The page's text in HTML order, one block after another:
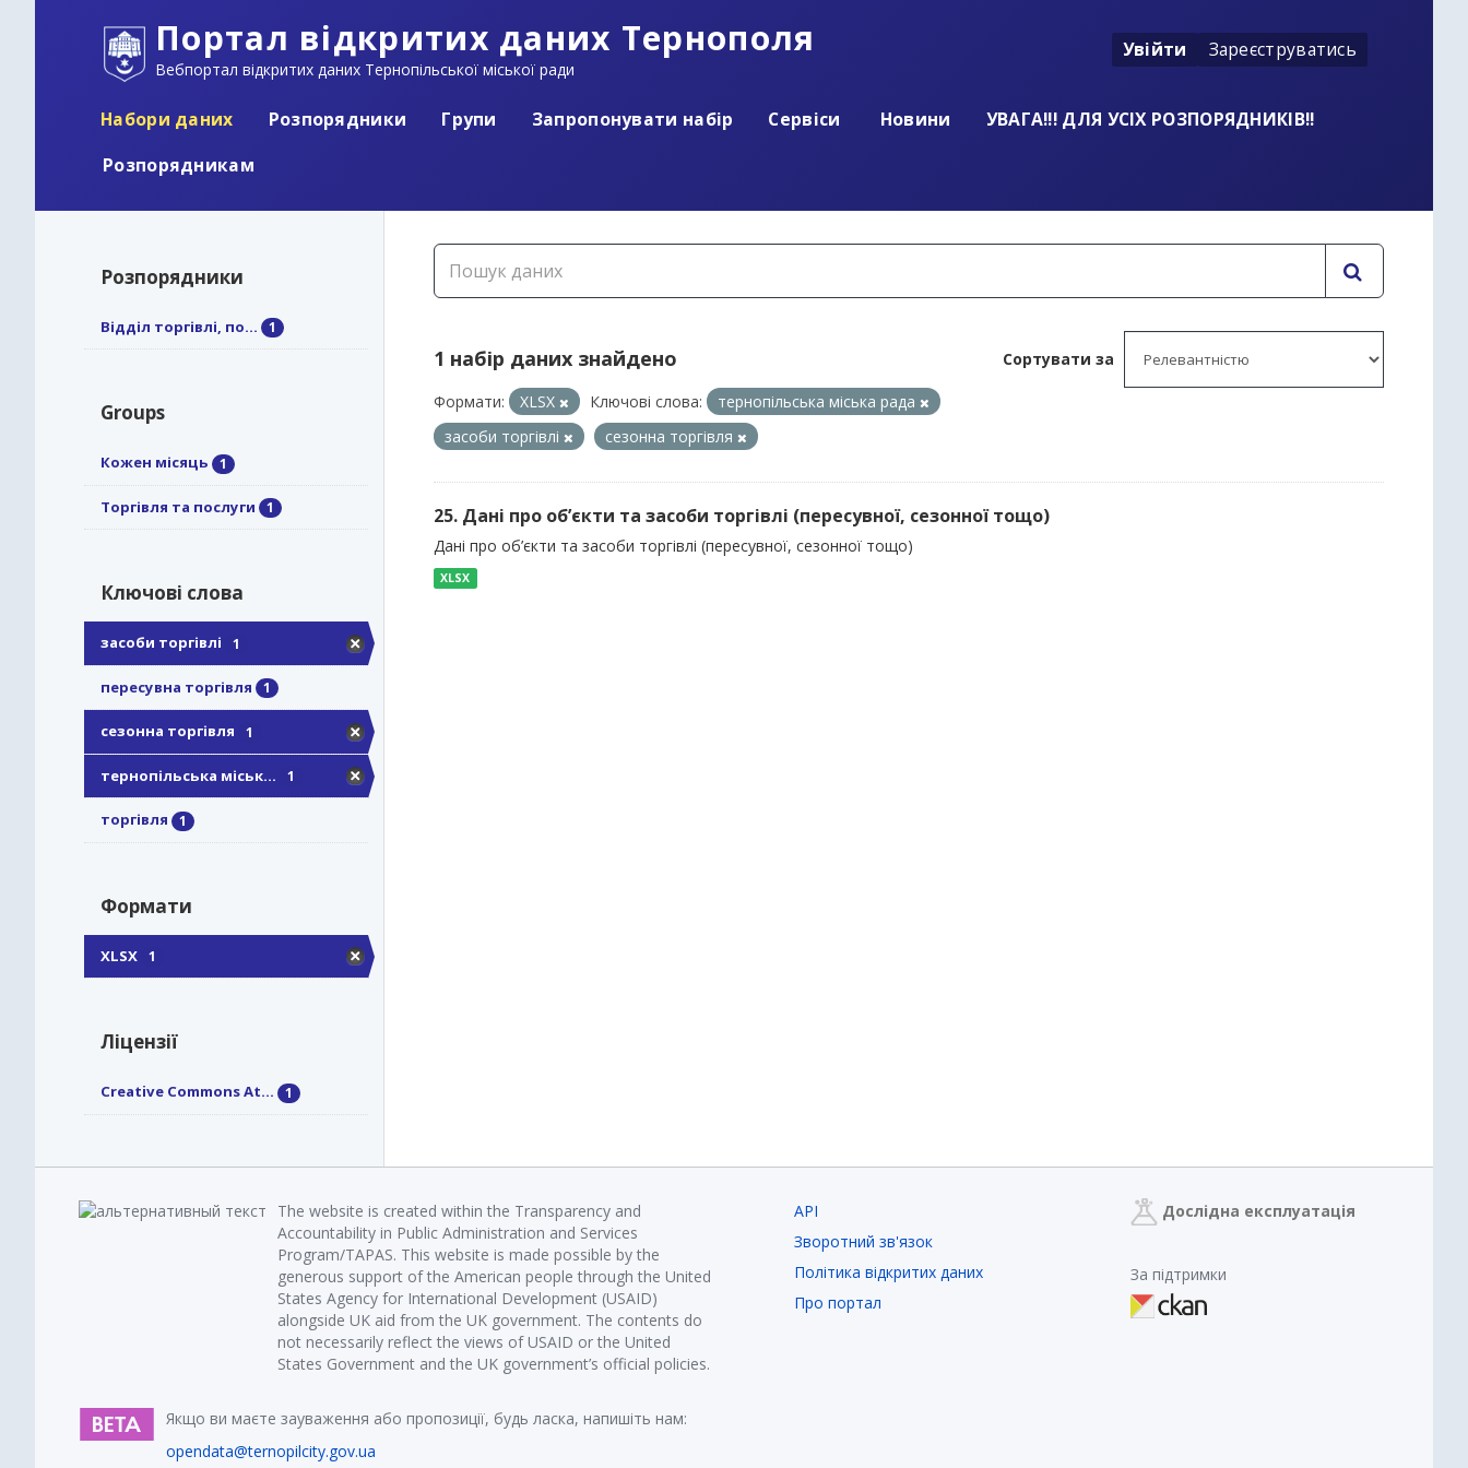
Портал відкритих даних Тернополя
Вебпортал відкритих даних Тернопільської міської ради
Увійти Зареєструватись
Набори даних Розпорядники Групи Запропонувати набір Сервіси Новини
УВАГА!!! ДЛЯ УСІХ РОЗПОРЯДНИКІВ!!
Розпорядникам
Розпорядники
Відділ торгівлі, по... 1
Groups
Кожен місяць 1
Торгівля та послуги 1
Ключові слова
засоби торгівлі 1
пересувна торгівля 1
сезонна торгівля 1
тернопільська міськ... 1
торгівля 1
Формати
XLSX 1
Ліцензії
Creative Commons At... 1
Сортувати за
1 набір даних знайдено
Формати: XLSX Ключові слова:
тернопільська міська рада
засоби торгівлі
сезонна торгівля
25. Дані про об’єкти та засоби торгівлі (пересувної, сезонної тощо)
Дані про об’єкти та засоби торгівлі (пересувної, сезонної тощо)
XLSX
The website is created within the Transparency and
Accountability in Public Administration and Services
Program/TAPAS. This website is made possible by the
generous support of the American people through the United
States Agency for International Development (USAID)
alongside UK aid from the UK government. The contents do
not necessarily reflect the views of USAID or the United
States Government and the UK government’s official policies.
Якщо ви маєте зауваження або пропозиції, будь ласка, напишіть нам:
opendata@ternopilcity.gov.ua
API
Зворотний зв'язок
Політика відкритих даних
Про портал
Дослідна експлуатація
За підтримки